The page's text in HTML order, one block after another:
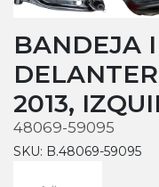
BANDEJA
2013,
48069-59095
SKU: B.48069-59095